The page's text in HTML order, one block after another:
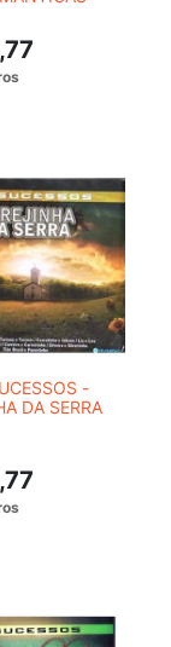
-
DA SERRA